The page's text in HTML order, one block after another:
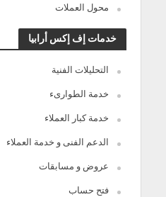
محول العملات
خدمات إف إكس أرابيا
التحليلات الفنية
خدمة الطوارىء
خدمة كبار العملاء
الدعم الفنى و خدمة العملاء
عروض و مسابقات
فتح حساب